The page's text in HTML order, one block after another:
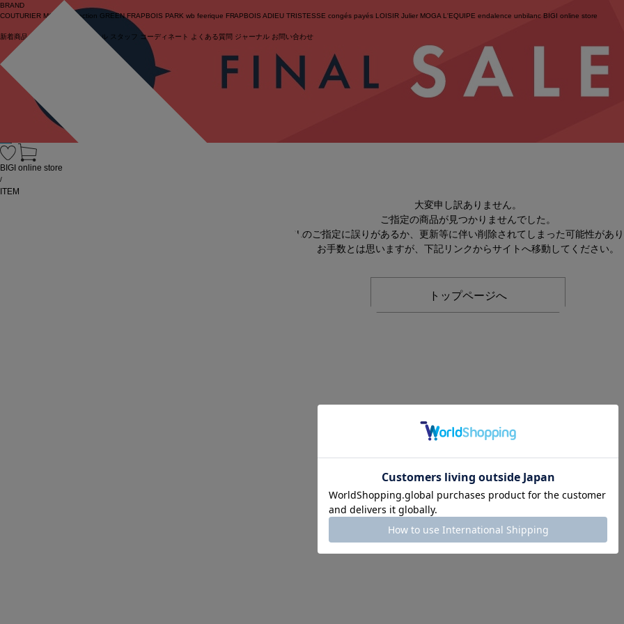
BRAND
COUTURIER MOGA Collection GREEN FRAPBOIS PARK wb feerique FRAPBOIS ADIEU TRISTESSE congés payés LOISIR Julier MOGA L'EQUIPE endalence unbilanc BIGI online store
新着商品 (ライブ) セール スタッフ コーディネート よくある質問 ジャーナル お問い合わせ
BIGI online store
/
ITEM
大変申し訳ありません。
ご指定の商品が見つかりませんでした。
URLのご指定に誤りがあるか、更新等に伴い削除されてしまった可能性があ
お手数とは思いますが、下記リンクからサイトへ移動してください。
トップページへ